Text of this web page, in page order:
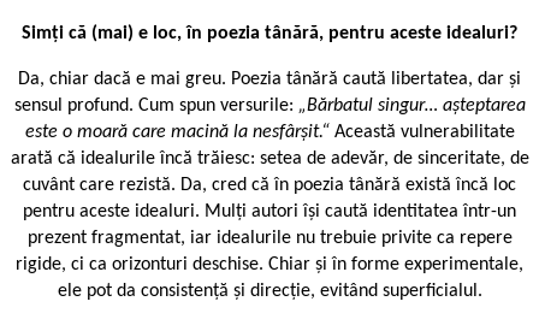
Simți că (mai) e loc, în poezia tânără, pentru aceste idealuri?
Da, chiar dacă e mai greu. Poezia tânără caută libertatea, dar și
sensul profund. Cum spun versurile: „Bărbatul singur… aşteptarea
este o moară care macină la nesfârşit.“ Această vulnerabilitate
arată că idealurile încă trăiesc: setea de adevăr, de sinceritate, de
cuvânt care rezistă. Da, cred că în poezia tânără există încă loc
pentru aceste idealuri. Mulți autori își caută identitatea într-un
prezent fragmentat, iar idealurile nu trebuie privite ca repere
rigide, ci ca orizonturi deschise. Chiar și în forme experimentale,
ele pot da consistență și direcție, evitând superficialul.